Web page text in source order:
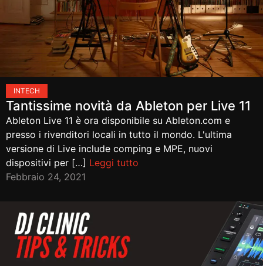
INTECH
Tantissime novità da Ableton per Live 11
Ableton Live 11 è ora disponibile su Ableton.com e
presso i rivenditori locali in tutto il mondo. L'ultima
versione di Live include comping e MPE, nuovi
dispositivi per […] Leggi tutto
Febbraio 24, 2021